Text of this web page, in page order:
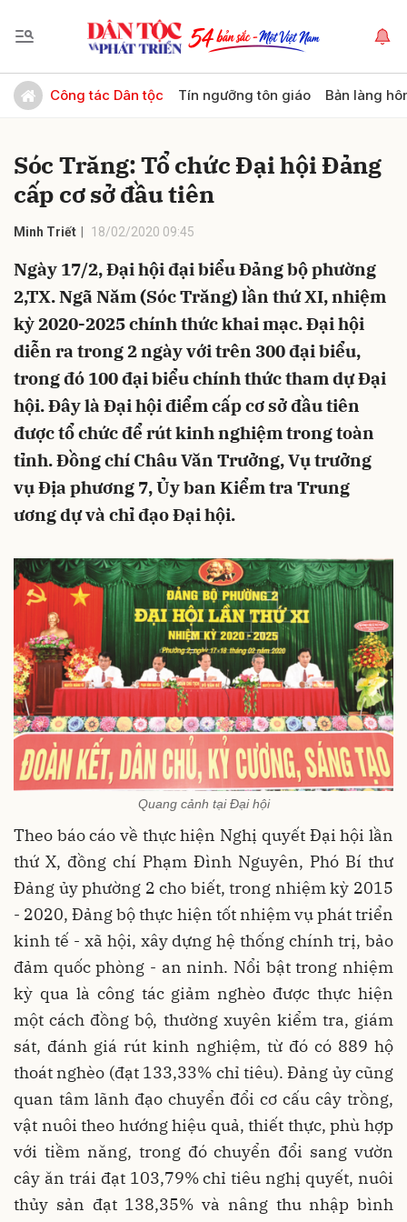
Công tác Dân tộc Tín ngưỡng tôn giáo Bản làng
Sóc Trăng: Tổ chức Đại hội Đảng
cấp cơ sở đầu tiên
Minh Triết 18/02/2020 09:45
Ngày 17/2, Đại hội đại biểu Đảng bộ phường
2,TX. Ngã Năm (Sóc Trăng) lần thứ XI, nhiệm
kỳ 2020-2025 chính thức khai mạc. Đại hội
diễn ra trong 2 ngày với trên 300 đại biểu,
trong đó 100 đại biểu chính thức tham dự Đại
hội. Đây là Đại hội điểm cấp cơ sở đầu tiên
được tổ chức để rút kinh nghiệm trong toàn
tỉnh. Đồng chí Châu Văn Trưởng, Vụ trưởng
vụ Địa phương 7, Ủy ban Kiểm tra Trung
ương dự và chỉ đạo Đại hội.
Quang cảnh tại Đại hội
Theo báo cáo về thực hiện Nghị quyết Đại hội lần
thứ X, đồng chí Phạm Đình Nguyên, Phó Bí thư
Đảng ủy phường 2 cho biết, trong nhiệm kỳ 2015
- 2020, Đảng bộ thực hiện tốt nhiệm vụ phát triển
kinh tế - xã hội, xây dựng hệ thống chính trị, bảo
đảm quốc phòng - an ninh. Nổi bật trong nhiệm
kỳ qua là công tác giảm nghèo được thực hiện
một cách đồng bộ, thường xuyên kiểm tra, giám
sát, đánh giá rút kinh nghiệm, từ đó có 889 hộ
thoát nghèo (đạt 133,33% chỉ tiêu). Đảng ủy cũng
quan tâm lãnh đạo chuyển đổi cơ cấu cây trồng,
vật nuôi theo hướng hiệu quả, thiết thực, phù hợp
với tiềm năng, trong đó chuyển đổi sang vườn
cây ăn trái đạt 103,79% chỉ tiêu nghị quyết, nuôi
thủy sản đạt 138,35% và nâng thu nhập bình
Gửi bình luận
Hủy Gửi